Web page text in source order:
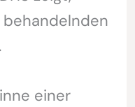
einer